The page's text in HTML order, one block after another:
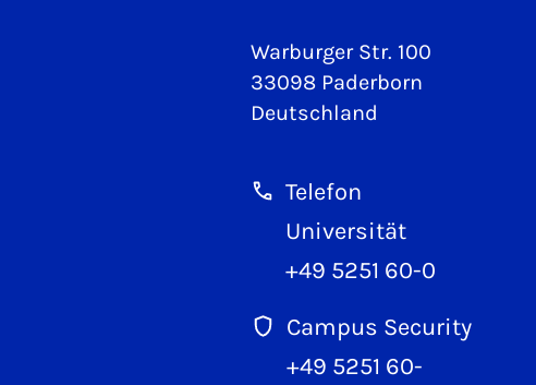
Warburger Str. 100
33098 Paderborn
Deutschland
Telefon
Universität
+49 5251 60-0
Campus Security
+49 5251 60-